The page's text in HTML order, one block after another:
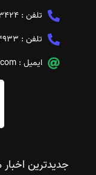
تلفن :
تلفن :
ایمیل :
جدیدترین